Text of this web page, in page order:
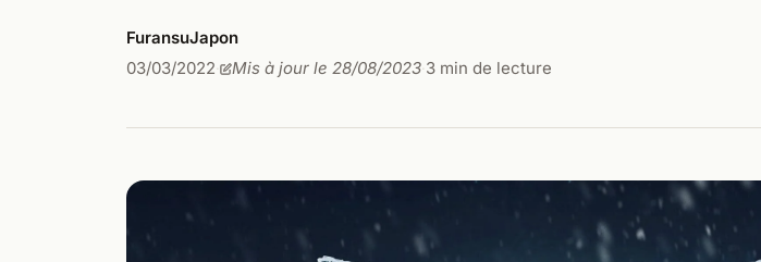
FuransuJapon
03/03/2022· Mis à jour le 28/08/2023·3 min de lecture